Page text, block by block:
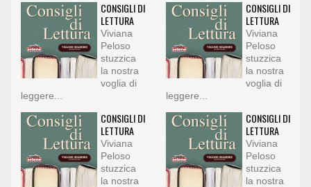
CONSIGLI DI
LETTURA
Viviana
Peloso
stuzzica
la nostra
voglia di
leggere...
CONSIGLI DI
LETTURA
Viviana
Peloso
stuzzica
la nostra
voglia di
leggere...
CONSIGLI DI
LETTURA
Viviana
Peloso
stuzzica
la nostra
CONSIGLI DI
LETTURA
Viviana
Peloso
stuzzica
la nostra